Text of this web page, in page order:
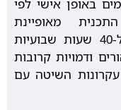
באופן אישי לפי
מאופיינת
באינטנסיביות גבוהה של בין 20 ל-40 שעות שבועיות
ודמויות קרובות
השיטה עם